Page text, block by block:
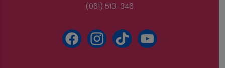
(061) 513-346